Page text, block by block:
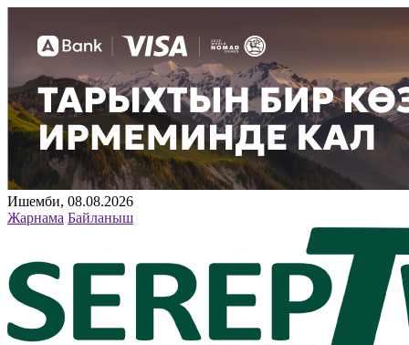
Ишемби, 08.08.2026
Жарнама Байланыш